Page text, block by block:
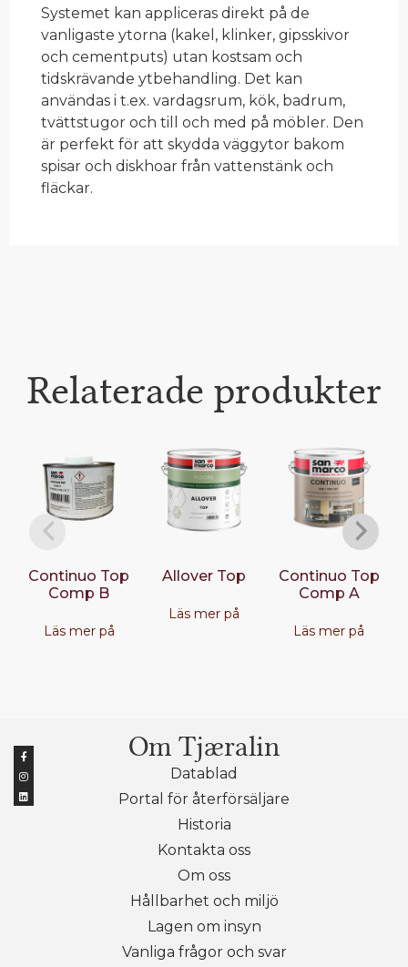
Systemet kan appliceras direkt på de
vanligaste ytorna (kakel, klinker, gipsskivor
och cementputs) utan kostsam och
tidskrävande ytbehandling. Det kan
användas i t.ex. vardagsrum, kök, badrum,
tvättstugor och till och med på möbler. Den
är perfekt för att skydda väggytor bakom
spisar och diskhoar från vattenstänk och
fläckar.
Relaterade produkter
Continuo Top
Comp B
Läs mer på
Allover Top
Läs mer på
Continuo Top
Comp A
Läs mer på
Om Tjæralin
Datablad
Portal för återförsäljare
Historia
Kontakta oss
Om oss
Hållbarhet och miljö
Lagen om insyn
Vanliga frågor och svar